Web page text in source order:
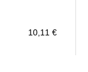
10,11 €